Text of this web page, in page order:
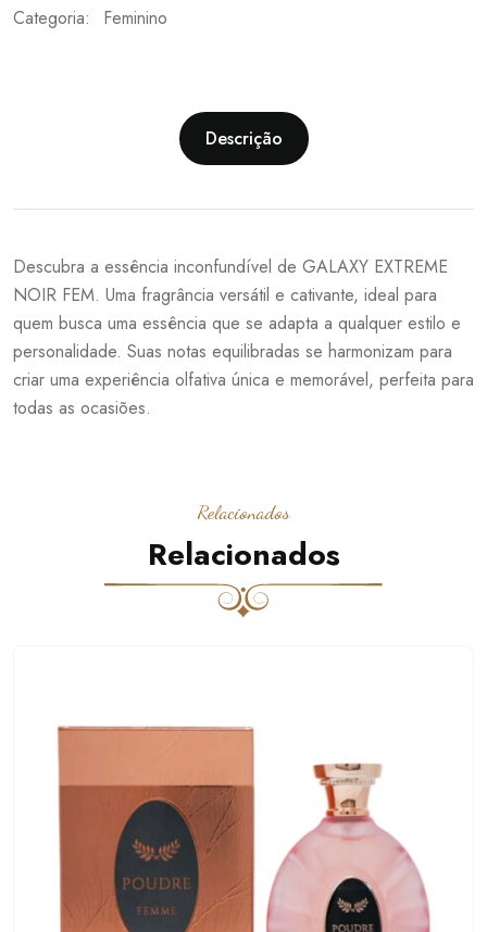
Categoria: Feminino
Descrição
Descubra a essência inconfundível de GALAXY EXTREME
NOIR FEM. Uma fragrância versátil e cativante, ideal para
quem busca uma essência que se adapta a qualquer estilo e
personalidade. Suas notas equilibradas se harmonizam para
criar uma experiência olfativa única e memorável, perfeita para
todas as ocasiões.
Relacionados
Relacionados